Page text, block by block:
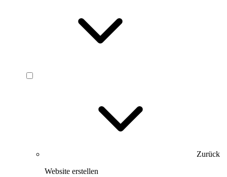
Zurück
Website erstellen